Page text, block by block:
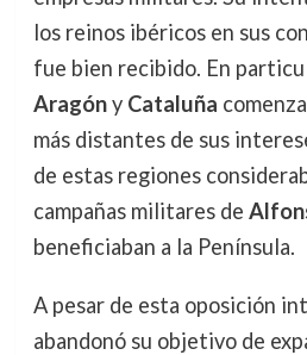
los reinos ibéricos en sus
fue bien recibido. En
Aragóny Cataluña
más distantes de sus
de estas regiones
campañas militares de
beneficiaban a la Península.
A pesar de esta oposición
abandonó su objetivo de